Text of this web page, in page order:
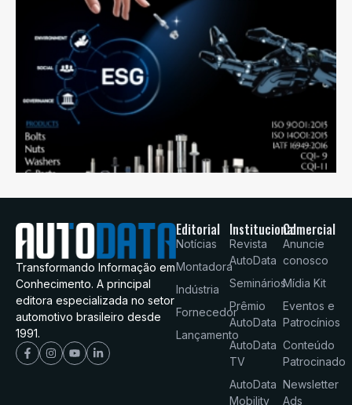
Transformando Informação em
Conhecimento. A principal
editora especializada no setor
automotivo brasileiro desde
1991.
Editorial
Notícias
Montadora
Indústria
Fornecedor
Lançamento
Institucional
Revista
AutoData
Seminários
Prêmio
AutoData
AutoData
TV
AutoData
Mobility
Comercial
Anuncie
conosco
Mídia Kit
Eventos e
Patrocínios
Conteúdo
Patrocinado
Newsletter
Ads